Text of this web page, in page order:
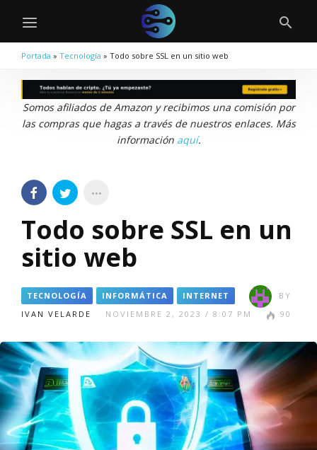
Portada » Tecnología » Todo sobre SSL en un sitio web
Somos afiliados de Amazon y recibimos una comisión por
las compras que hagas a través de nuestros enlaces. Más
información aquí.
Todo sobre SSL en un
sitio web
TECNOLOGÍA INFORMÁTICA INTERNET
BY
IVAN VELARDE
NOVIEMBRE 2, 2023 / 8:07 PM 90